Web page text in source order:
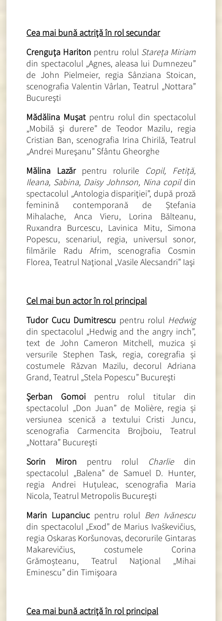
Cea mai bună actriţă în rol secundar
Crenguţa Hariton pentru rolul Stareța Miriam
din spectacolul „Agnes, aleasa lui Dumnezeu”
de John Pielmeier, regia Sânziana Stoican,
scenografia Valentin Vârlan, Teatrul „Nottara”
Bucureşti
Mădălina Muşat pentru rolul din spectacolul
„Mobilă şi durere” de Teodor Mazilu, regia
Cristian Ban, scenografia Irina Chirilă, Teatrul
„Andrei Mureşanu” Sfântu Gheorghe
Mălina Lazărpentru rolurile Copil, Fetiță,
Ileana, Sabina, Daisy Johnson, Nina copildin
spectacolul „Antologia dispariţiei”, după proză
feminină contemporană de Ștefania
Mihalache, Anca Vieru, Lorina Bălteanu,
Ruxandra Burcescu, Lavinica Mitu, Simona
Popescu, scenariul, regia, universul sonor,
filmările Radu Afrim, scenografia Cosmin
Florea, Teatrul Naţional „Vasile Alecsandri” Iaşi
Cel mai bun actor în rol principal
Tudor Cucu Dumitrescu pentru rolul Hedwig
din spectacolul „Hedwig and the angry inch”,
text de John Cameron Mitchell, muzica și
versurile Stephen Task, regia, coregrafia și
costumele Răzvan Mazilu, decorul Adriana
Grand, Teatrul „Stela Popescu” Bucureşti
Şerban Gomoi pentru rolul titular din
spectacolul „Don Juan” de Molière, regia și
versiunea scenică a textului Cristi Juncu,
scenografia Carmencita Brojboiu, Teatrul
„Nottara” Bucureşti
Sorin Miron pentru rolul Charliedin
spectacolul „Balena” de Samuel D. Hunter,
regia Andrei Huțuleac, scenografia Maria
Nicola, Teatrul Metropolis Bucureşti
Marin Lupanciuc pentru rolul Ben Ivănescu
din spectacolul „Exod” de Marius Ivaškevičius,
regia Oskaras Koršunovas, decorurile Gintaras
Makarevičius, costumele Corina
Grămoșteanu, Teatrul Naţional „Mihai
Eminescu” din Timişoara
Cea mai bună actriţă în rol principal